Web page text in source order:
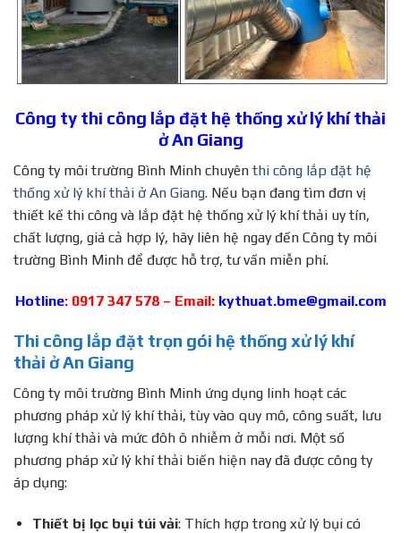
Công ty thi công lắp đặt hệ thống xử lý khí thải
ở An Giang
Công ty môi trường Bình Minh chuyên thi công lắp đặt hệ
thống xử lý khí thải ở An Giang. Nếu bạn đang tìm đơn vị
thiết kế thi công và lắp đặt hệ thống xử lý khí thải uy tín,
chất lượng, giá cả hợp lý, hãy liên hệ ngay đến Công ty môi
trường Bình Minh để được hỗ trợ, tư vấn miễn phí.
Hotline: 0917 347 578 – Email: kythuat.bme@gmail.com
Thi công lắp đặt trọn gói hệ thống xử lý khí
thải ở An Giang
Công ty môi trường Bình Minh ứng dụng linh hoạt các
phương pháp xử lý khí thải, tùy vào quy mô, công suất, lưu
lượng khí thải và mức đôh ô nhiễm ở mỗi nơi. Một số
phương pháp xử lý khí thải biến hiện nay đã được công ty
áp dụng:
Thiết bị lọc bụi túi vải: Thích hợp trong xử lý bụi có